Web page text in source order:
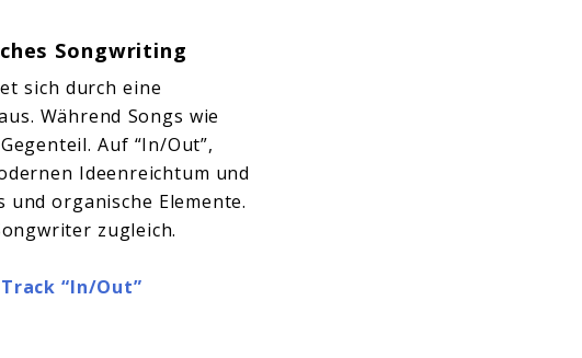
Songwriting
sich durch eine
Während Songs wie
Auf “In/Out”,
Ideenreichtum und
organische Elemente.
zugleich.
“In/Out”